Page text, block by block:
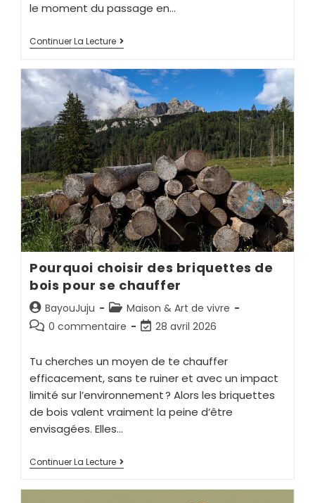
le moment du passage en…
Continuer La Lecture
Pourquoi choisir des briquettes de
bois pour se chauffer
BayouJuju
Maison & Art de vivre
0 commentaire
28 avril 2026
Tu cherches un moyen de te chauffer
efficacement, sans te ruiner et avec un impact
limité sur l’environnement ? Alors les briquettes
de bois valent vraiment la peine d’être
envisagées. Elles…
Continuer La Lecture